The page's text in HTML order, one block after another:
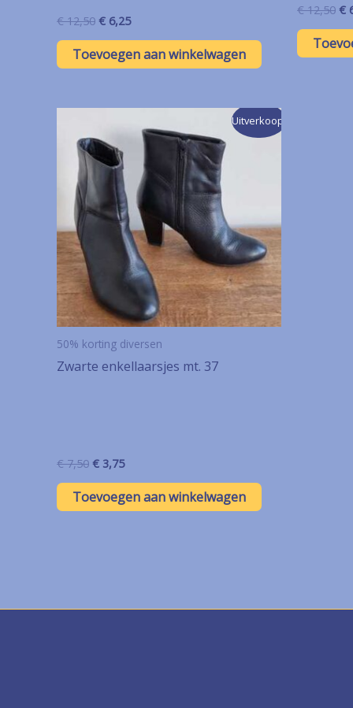
€12,50 Oorspronkelijke
was:
€ 12,50.
€ 6,25Huidige
is:
€ 6,25.
Toevoegen aan winkelwagen
€12,50
€
€
Uitverkoop!
50% korting diversen
Zwarte enkellaarsjes mt. 37
€7,50 Oorspronkelijke
was:
€ 7,50.
€ 3,75Huidige
is:
€ 3,75.
Toevoegen aan winkelwagen